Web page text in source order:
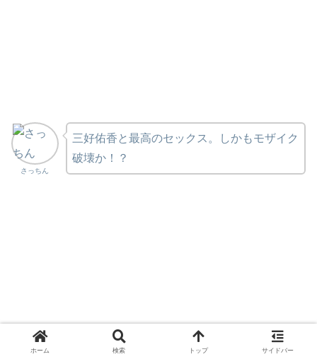
さっちん
三好佑香と最高のセックス。しかもモザイク
破壊か！？
ホーム 検索 トップ サイドバー